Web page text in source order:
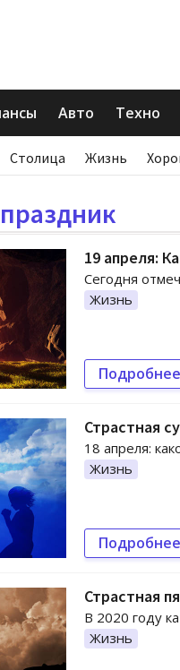
Авто Техно
Столица Жизнь
19 апреля:
Сегодня
Жизнь
Подробнее
Страстная
18 апреля:
Жизнь
Подробнее
Страстная
В 2020 году
Жизнь